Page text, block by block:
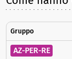
Gruppo
AZ-PER-RE